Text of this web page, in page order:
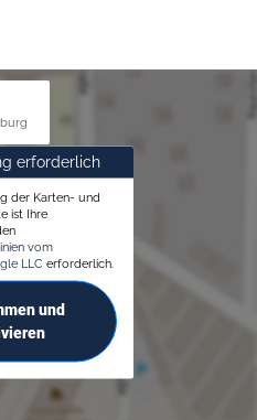
erforderlich
der Karten- und
ist Ihre
vom
LLC erforderlich.
und